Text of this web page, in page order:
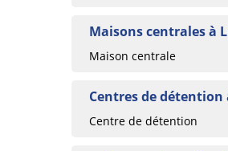
Maisons centrales à
Maison centrale
Centres de détention
Centre de détention